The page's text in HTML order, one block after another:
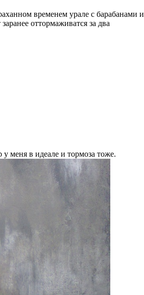
временем урале с барабанами и
оттормаживатся за два
меня в идеале и тормоза тоже.